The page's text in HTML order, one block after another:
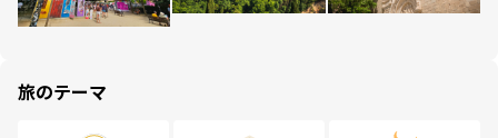
旅のテーマ